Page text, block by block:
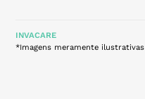
INVACARE
*Imagens meramente ilustrativas